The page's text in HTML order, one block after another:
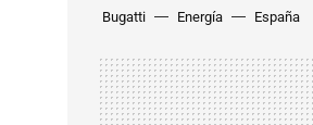
Bugatti
Energía España